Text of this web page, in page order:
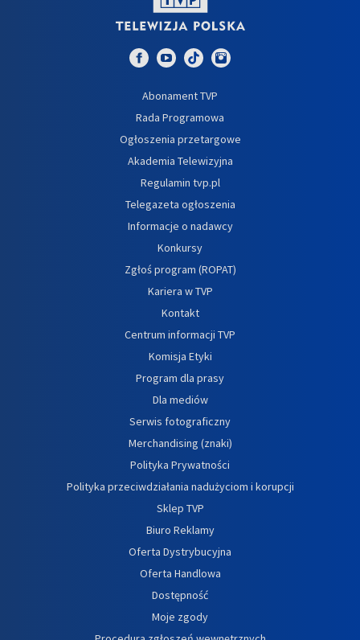
Abonament TVP
Rada Programowa
Ogłoszenia przetargowe
Akademia Telewizyjna
Regulamin tvp.pl
Telegazeta ogłoszenia
Informacje o nadawcy
Konkursy
Zgłoś program (ROPAT)
Kariera w TVP
Kontakt
Centrum informacji TVP
Komisja Etyki
Program dla prasy
Dla mediów
Serwis fotograficzny
Merchandising (znaki)
Polityka Prywatności
Polityka przeciwdziałania nadużyciom i korupcji
Sklep TVP
Biuro Reklamy
Oferta Dystrybucyjna
Oferta Handlowa
Dostępność
Moje zgody